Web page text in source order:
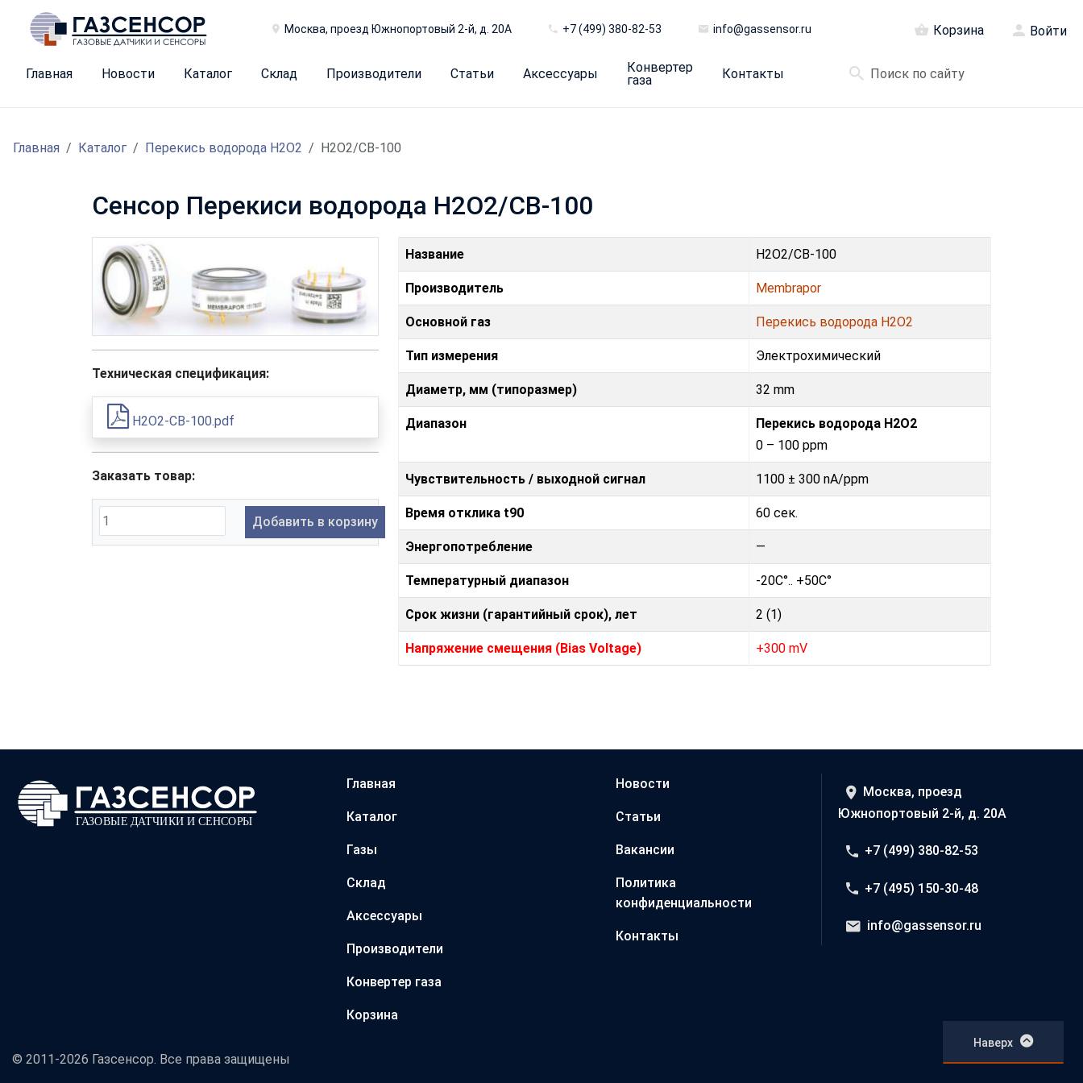
Москва, проезд Южнопортовый 2-й, д. 20А +7 (499) 380-82-53 info@gassensor.ru Корзина Войти
Главная Новости Каталог Склад Производители Статьи Аксессуары
Конвертер
газа
Контакты
Главная Каталог Перекись водорода H2O2 H2O2/CB-100
Сенсор Перекиси водорода H2O2/CB-100
Техническая спецификация:
H2O2-CB-100.pdf
Заказать товар:
Добавить в корзину
Название H2O2/CB-100
Производитель Membrapor
Основной газ Перекись водорода H2O2
Тип измерения Электрохимический
Диаметр, мм (типоразмер) 32 mm
Диапазон
Перекись водорода H2O2
0 – 100 ppm
Чувствительность / выходной сигнал 1100 ± 300 nA/ppm
Время отклика t90 60 сек.
Энергопотребление —
Температурный диапазон -20C°.. +50C°
Срок жизни (гарантийный срок), лет 2 (1)
Напряжение смещения (Bias Voltage) +300 mV
Главная
Каталог
Газы
Склад
Аксессуары
Производители
Конвертер газа
Корзина
Новости
Статьи
Вакансии
Политика
конфиденциальности
Контакты
Москва, проезд
Южнопортовый 2-й, д. 20А
+7 (499) 380-82-53
+7 (495) 150-30-48
info@gassensor.ru
© 2011-2026 Газсенсор. Все права защищены
Наверх